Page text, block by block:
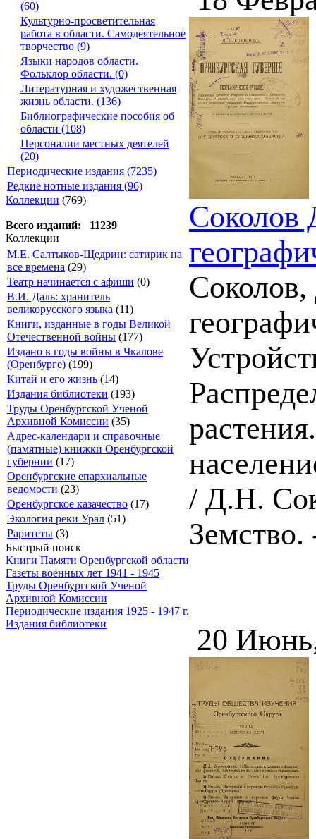
(60)
Культурно-просветительная
работа в области. Самодеятельное
творчество (9)
Языки народов области.
Фольклор области. (0)
Литературная и художественная
жизнь области. (136)
Библиографические пособия об
области (108)
Персоналии местных деятелей
(20)
Периодические издания (7235)
Редкие нотные издания (96)
Коллекции (769)
Всего изданий: 11239
Коллекции
М.Е. Салтыков-Щедрин: сатирик на
все времена (29)
Театр начинается с афиши (0)
В.И. Даль: хранитель
великорусского языка (11)
Книги, изданные в годы Великой
Отечественной войны (177)
Издано в годы войны в Чкалове
(Оренбурге) (199)
Китай и его жизнь (14)
Издания библиотеки (193)
Труды Оренбургской Ученой
Архивной Комиссии (35)
Адрес-календари и справочные
(памятные) книжки Оренбургской
губернии (17)
Оренбургские епархиальные
ведомости (23)
Оренбургское казачество (17)
Экология реки Урал (51)
Раритеты (3)
Быстрый поиск
Книги Памяти Оренбургской области
Газеты военных лет 1941 - 1945
Труды Оренбургской Ученой
Архивной Комиссии
Периодические издания 1925 - 1947 г.
Издания библиотеки
Соколов
/ Д.Н.
20